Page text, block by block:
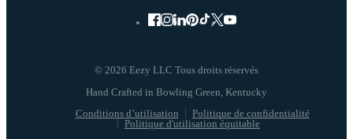
© 2026 Eezy LLC Tous droits réservés
Conditions d’utilisation
Politique de confidentialité
Politique d'utilisation équitable